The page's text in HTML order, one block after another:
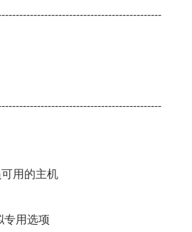
用的主机
专用选项